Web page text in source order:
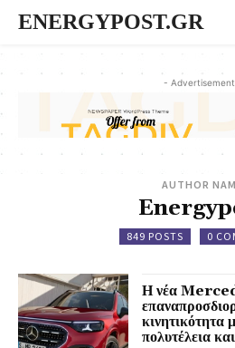
ENERGYPOST.GR
-
AUTHOR
849 POSTS 0
Η νέα
κινητικότητα
πολυτέλεια